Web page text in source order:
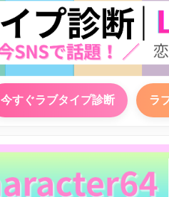
今すぐラブタイプ診断 ラ